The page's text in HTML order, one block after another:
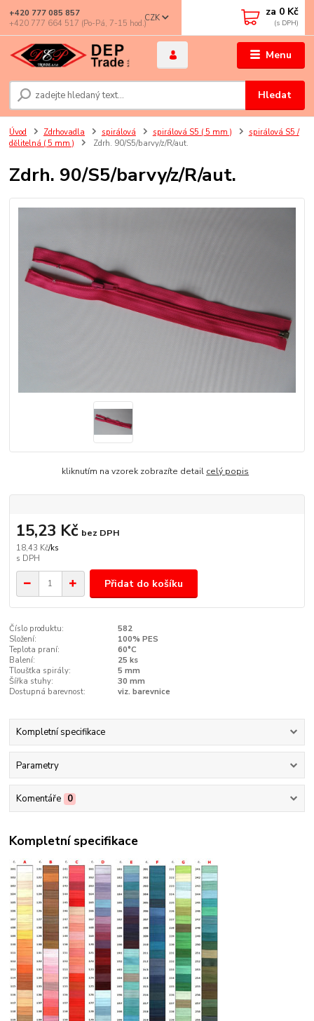
Menu
CZK
Hledat
+420 777 085 857
+420 777 664 517 (Po-Pá, 7-15 hod.)
za 0 Kč
Úvod Zdrhovadla spirálová spirálová S5 ( 5 mm )
spirálová S5 /
dělitelná ( 5 mm )
Zdrh. 90/S5/barvy/z/R/aut.
Zdrh. 90/S5/barvy/z/R/aut.
kliknutím na vzorek zobrazíte detail celý popis
18,43 Kč/ks
15,23 Kč bez DPH
Přidat do košíku
Číslo produktu:
582
Složení:
100% PES
Teplota praní:
60°C
Balení:
25 ks
Tloušťka spirály:
5 mm
Šířka stuhy:
30 mm
Dostupná barevnost:
viz. barevnice
Kompletní specifikace
Parametry
Komentáře 0
Kompletní specifikace